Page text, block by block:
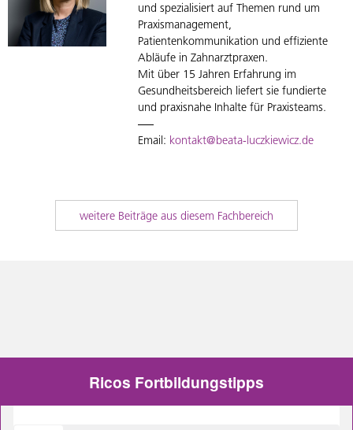
und spezialisiert auf Themen rund um
Praxismanagement,
Patientenkommunikation und effiziente
Abläufe in Zahnarztpraxen.
Mit über 15 Jahren Erfahrung im
Gesundheitsbereich liefert sie fundierte
und praxisnahe Inhalte für Praxisteams.
Email: kontakt@beata-luczkiewicz.de
weitere Beiträge aus diesem Fachbereich
Ricos Fortbildungstipps